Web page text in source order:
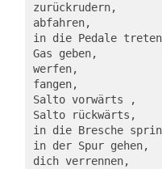
zurückrudern,
abfahren,
in die Pedale
Gas geben,
werfen,
fangen,
Salto vorwärts ,
Salto rückwärts,
in die Bresche
in der Spur gehen,
dich verrennen,